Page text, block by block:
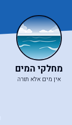
מחלקי המים
אין מים אלא תורה